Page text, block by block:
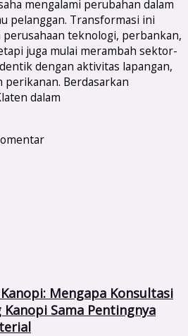
mengalami perubahan dalam
pelanggan. Transformasi ini
teknologi, perbankan,
juga mulai merambah sektor-
dengan aktivitas lapangan,
Berdasarkan
dalam
Mengapa Konsultasi
Sama Pentingnya